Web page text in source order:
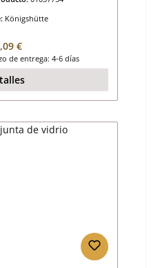
Königshütte
normal:
€
de entrega: 4-6 días